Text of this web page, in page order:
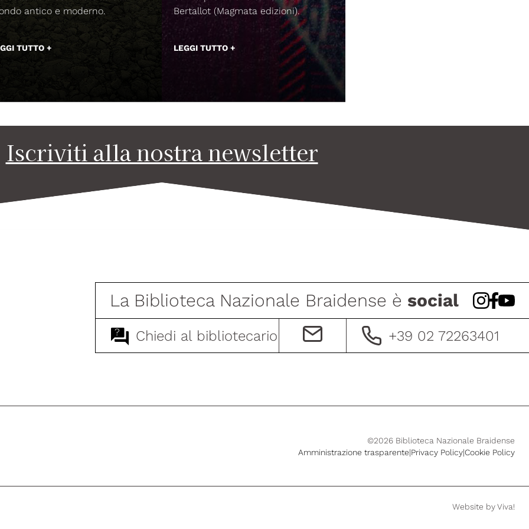
antico e moderno.
TUTTO +
Bertallot (Magmata edizioni).
LEGGI TUTTO +
Iscriviti alla nostra newsletter
La Biblioteca Nazionale Braidense è social
? Chiedi al bibliotecario +39 02 72263401
©2026 Biblioteca Nazionale Braidense
Amministrazione trasparente|Privacy Policy|Cookie Policy
Website byViva!